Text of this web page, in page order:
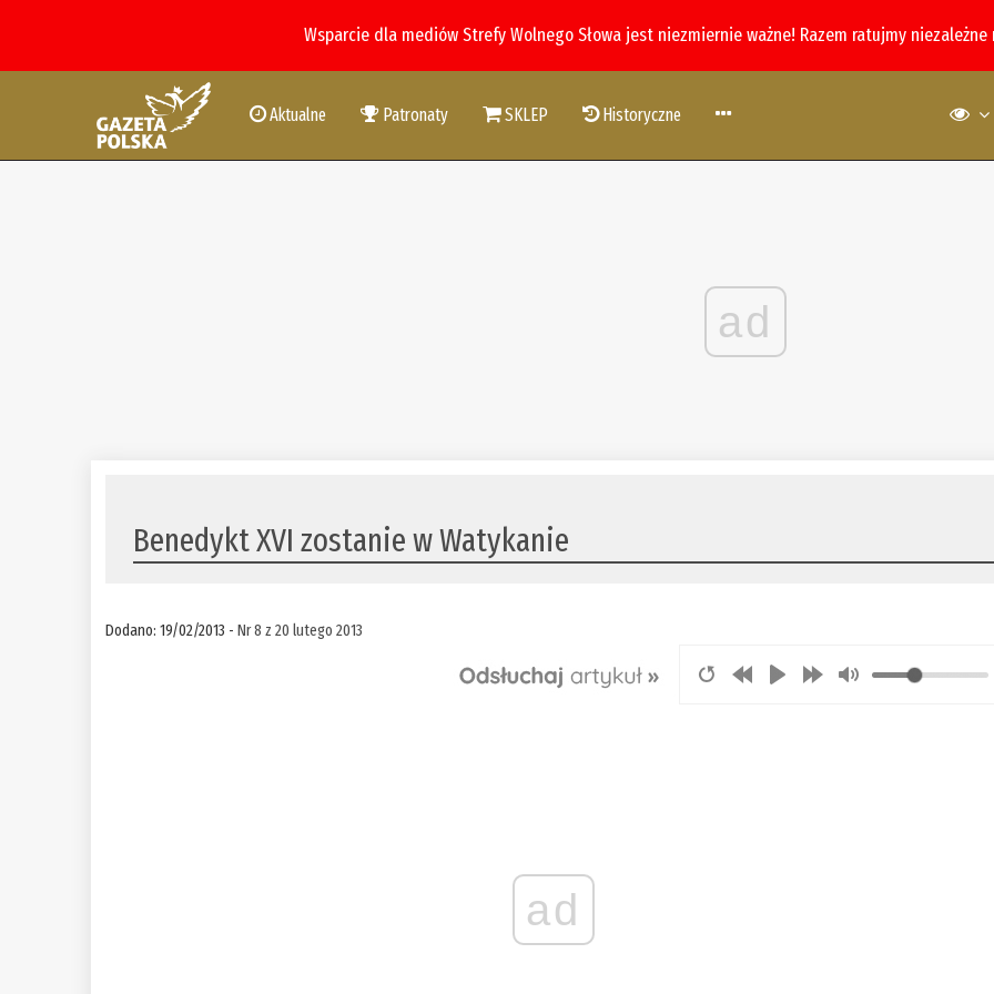
Wsparcie dla mediów Strefy Wolnego Słowa jest niezmiernie ważne! Razem ratujmy
Aktualne Patronaty SKLEP Historyczne
ad
Benedykt XVI zostanie w Watykanie
Dodano: 19/02/2013 -Nr 8 z 20 lutego 2013
ad